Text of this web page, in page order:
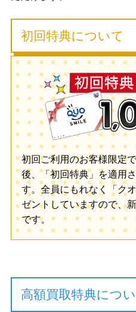
初回特典について
初回ご利用のお客様限定
後、「初回特典」を適用
す。全員にもれなく「ク
ゼントしていますので、
です。
高額買取特典につ